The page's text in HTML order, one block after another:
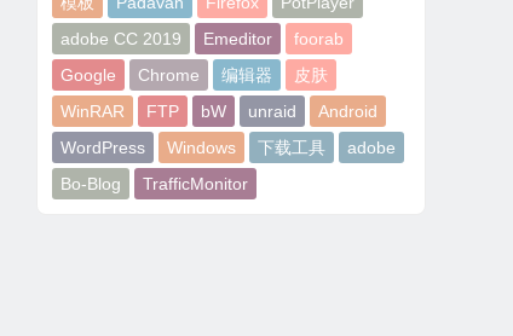
adobe CC 2019
Emeditor
foorab
Google
Chrome 编辑器
皮肤
WinRAR
FTP bW unraid
Android
WordPress
Windows 下载工具
adobe
Bo-Blog
TrafficMonitor